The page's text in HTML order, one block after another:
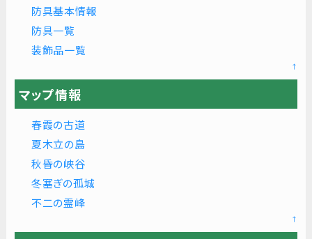
防具基本情報
防具一覧
装飾品一覧
↑
マップ情報
春霞の古道
夏木立の島
秋昏の峡谷
冬塞ぎの孤城
不二の霊峰
↑